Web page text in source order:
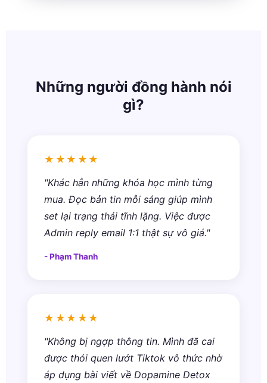
Những người đồng hành nói
gì?
★★★★★
"Khác hẳn những khóa học mình từng
mua. Đọc bản tin mỗi sáng giúp mình
set lại trạng thái tĩnh lặng. Việc được
Admin reply email 1:1 thật sự vô giá."
- Phạm Thanh
★★★★★
"Không bị ngợp thông tin. Mình đã cai
được thói quen lướt Tiktok vô thức nhờ
áp dụng bài viết về Dopamine Detox